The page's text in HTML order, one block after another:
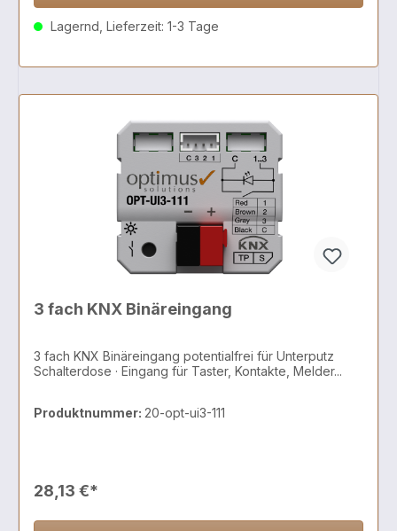
Lagernd, Lieferzeit: 1-3 Tage
3 fach KNX Binäreingang
3 fach KNX Binäreingang potentialfrei für Unterputz
Schalterdose · Eingang für Taster, Kontakte, Melder...
Produktnummer: 20-opt-ui3-111
28,13 €*